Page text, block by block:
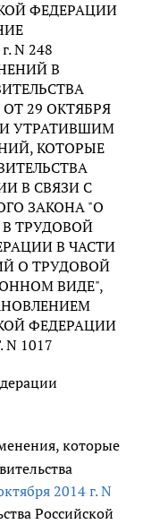
ФЕДЕРАЦИИ
N 248
В
29 ОКТЯБРЯ
УТРАТИВШИМ
КОТОРЫЕ
В СВЯЗИ С
ЗАКОНА "О
ТРУДОВОЙ
В ЧАСТИ
О ТРУДОВОЙ
ВИДЕ",
ФЕДЕРАЦИИ
1017
которые
2014 г. N
Российской